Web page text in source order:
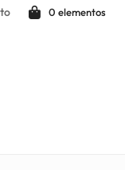
0 elementos